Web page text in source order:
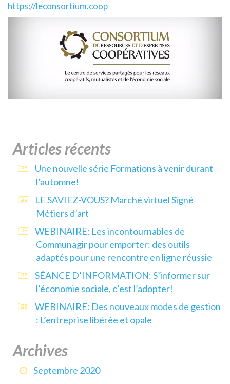
https://leconsortium.coop
Articles récents
Une nouvelle série Formations à venir durant
l’automne!
LE SAVIEZ-VOUS? Marché virtuel Signé
Métiers d’art
WEBINAIRE: Les incontournables de
Communagir pour emporter: des outils
adaptés pour une rencontre en ligne réussie
SÉANCE D’INFORMATION: S’informer sur
l’économie sociale, c’est l’adopter!
WEBINAIRE: Des nouveaux modes de gestion
: L’entreprise libérée et opale
Archives
Septembre 2020